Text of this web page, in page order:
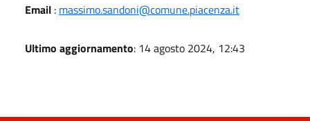
Email : massimo.sandoni@comune.piacenza.it
Ultimo aggiornamento: 14 agosto 2024, 12:43